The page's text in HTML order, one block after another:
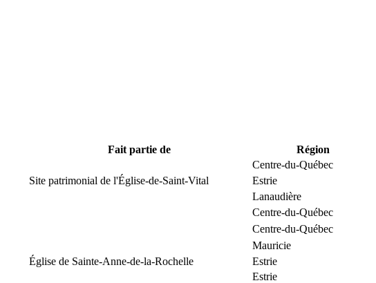
Fait partie de Région
Centre-du-Québec
Site patrimonial de l'Église-de-Saint-Vital Estrie
Lanaudière
Centre-du-Québec
Centre-du-Québec
Mauricie
Église de Sainte-Anne-de-la-Rochelle Estrie
Estrie